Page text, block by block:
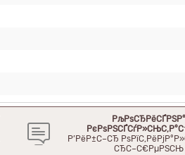
РљРѕСЂРёСЃРЅР°
Р’РёР±С–СЂ
СЂС–С€РµРЅСЊ